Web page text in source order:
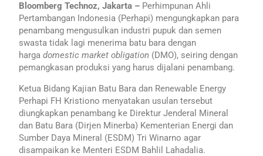
Bloomberg Technoz, Jakarta – Perhimpunan Ahli
Pertambangan Indonesia (Perhapi) mengungkapkan para
penambang mengusulkan industri pupuk dan semen
swasta tidak lagi menerima batu bara dengan
hargadomestic market obligation (DMO), seiring dengan
pemangkasan produksi yang harus dijalani penambang.
Ketua Bidang Kajian Batu Bara dan Renewable Energy
Perhapi FH Kristiono menyatakan usulan tersebut
diungkapkan penambang ke Direktur Jenderal Mineral
dan Batu Bara (Dirjen Minerba) Kementerian Energi dan
Sumber Daya Mineral (ESDM) Tri Winarno agar
disampaikan ke Menteri ESDM Bahlil Lahadalia.